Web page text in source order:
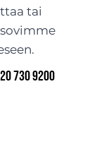
tai
730 9200